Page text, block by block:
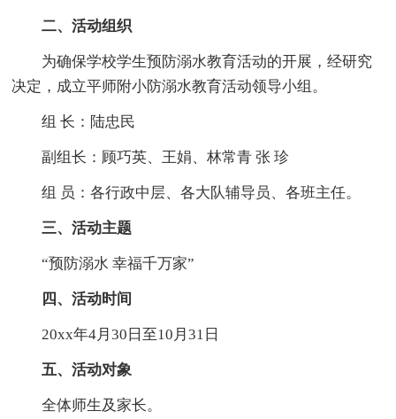
二、活动组织
为确保学校学生预防溺水教育活动的开展，经研究
决定，成立平师附小防溺水教育活动领导小组。
组 长：陆忠民
副组长：顾巧英、王娟、林常青 张 珍
组 员：各行政中层、各大队辅导员、各班主任。
三、活动主题
“预防溺水 幸福千万家”
四、活动时间
20xx年4月30日至10月31日
五、活动对象
全体师生及家长。